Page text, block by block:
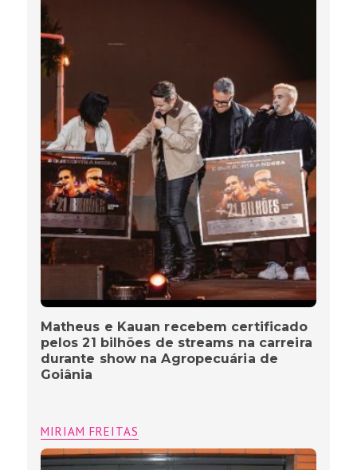
Matheus e Kauan recebem certificado
pelos 21 bilhões de streams na carreira
durante show na Agropecuária de
Goiânia
MIRIAM FREITAS